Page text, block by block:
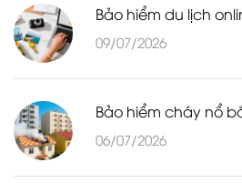
Bảo hiểm du lịch
09/07/2026
Bảo hiểm cháy nổ
06/07/2026